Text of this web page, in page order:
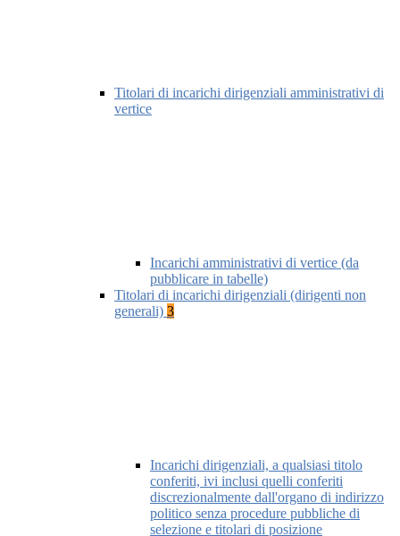
Titolari di incarichi dirigenziali amministrativi di
vertice
Incarichi amministrativi di vertice (da
pubblicare in tabelle)
Titolari di incarichi dirigenziali (dirigenti non
generali) 3
Incarichi dirigenziali, a qualsiasi titolo
conferiti, ivi inclusi quelli conferiti
discrezionalmente dall'organo di indirizzo
politico senza procedure pubbliche di
selezione e titolari di posizione